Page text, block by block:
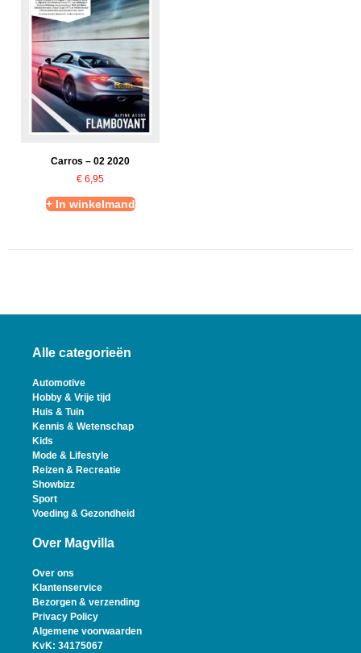
Carros – 02 2020
€ 6,95
+ In winkelmand
Alle categorieën
Automotive
Hobby & Vrije tijd
Huis & Tuin
Kennis & Wetenschap
Kids
Mode & Lifestyle
Reizen & Recreatie
Showbizz
Sport
Voeding & Gezondheid
Over Magvilla
Over ons
Klantenservice
Bezorgen & verzending
Privacy Policy
Algemene voorwaarden
KvK: 34175067